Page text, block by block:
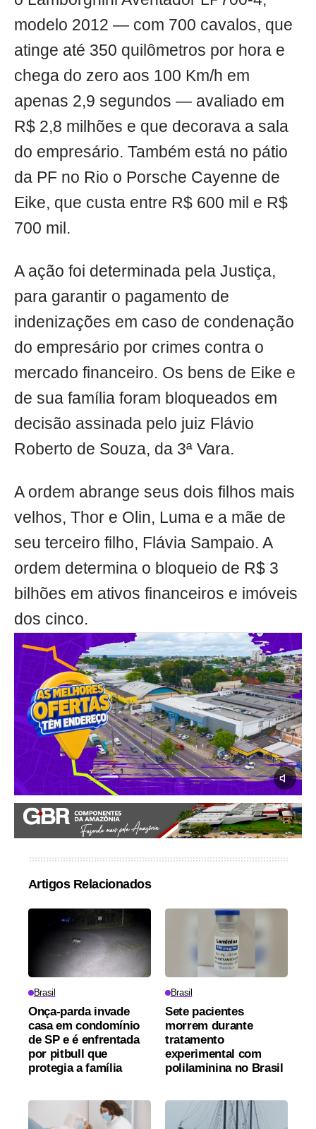
modelo 2012 — com 700 cavalos, que
atinge até 350 quilômetros por hora e
chega do zero aos 100 Km/h em
apenas 2,9 segundos — avaliado em
R$ 2,8 milhões e que decorava a sala
do empresário. Também está no pátio
da PF no Rio o Porsche Cayenne de
Eike, que custa entre R$ 600 mil e R$
700 mil.
A ação foi determinada pela Justiça,
para garantir o pagamento de
indenizações em caso de condenação
do empresário por crimes contra o
mercado financeiro. Os bens de Eike e
de sua família foram bloqueados em
decisão assinada pelo juiz Flávio
Roberto de Souza, da 3ª Vara.
A ordem abrange seus dois filhos mais
velhos, Thor e Olin, Luma e a mãe de
seu terceiro filho, Flávia Sampaio. A
ordem determina o bloqueio de R$ 3
bilhões em ativos financeiros e imóveis
dos cinco.
Artigos Relacionados
Brasil
Onça-parda invade
casa em condomínio
de SP e é enfrentada
por pitbull que
protegia a família
Brasil
Sete pacientes
morrem durante
tratamento
experimental com
polilaminina no Brasil